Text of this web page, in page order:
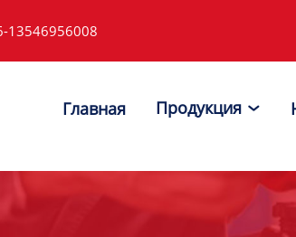
13546956008
Главная Продукция 